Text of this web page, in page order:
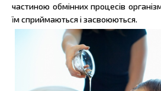
частиною обмінних процесів
їм сприймаються і засвоюються.